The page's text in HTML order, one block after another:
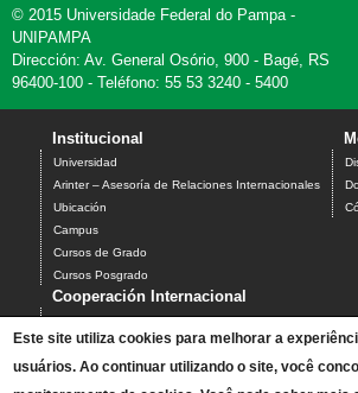
© 2015 Universidade Federal do Pampa -
UNIPAMPA
Dirección: Av. General Osório, 900 - Bagé, RS
96400-100 - Teléfono: 55 53 3240 - 5400
Institucional
Universidad
Arinter – Asesoría de Relaciones Internacionales
Ubicación
Campus
Cursos de Grado
Cursos Posgrado
Cooperación Internacional
Ciencia sin Fronteras
Santander Universidades
BraCol
Este site utiliza cookies para melhorar a
usuários. Ao continuar utilizando o site, você